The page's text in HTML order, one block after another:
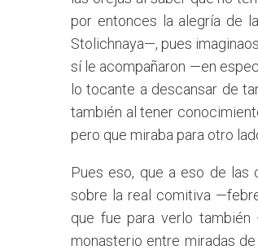
por entonces la alegría de
Stolichnaya—, pues
sí le acompañaron —en
lo tocante a descansar de
también al tener
pero que miraba para otro
Pues eso, que a eso de
sobre la real comitiva
que fue para verlo
monasterio entre miradas